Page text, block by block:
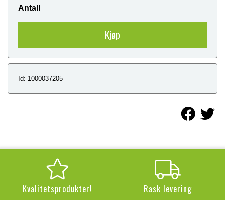
Antall
Kjøp
Id: 1000037205
Kvalitetsprodukter! Rask levering